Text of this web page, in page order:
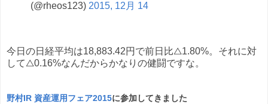
(@rheos123) 2015, 12月 14
今日の日経平均は18,883.42円で前日比△1.80%。それに対
して△0.16%なんだからかなりの健闘ですな。
野村IR 資産運用フェア2015に参加してきました